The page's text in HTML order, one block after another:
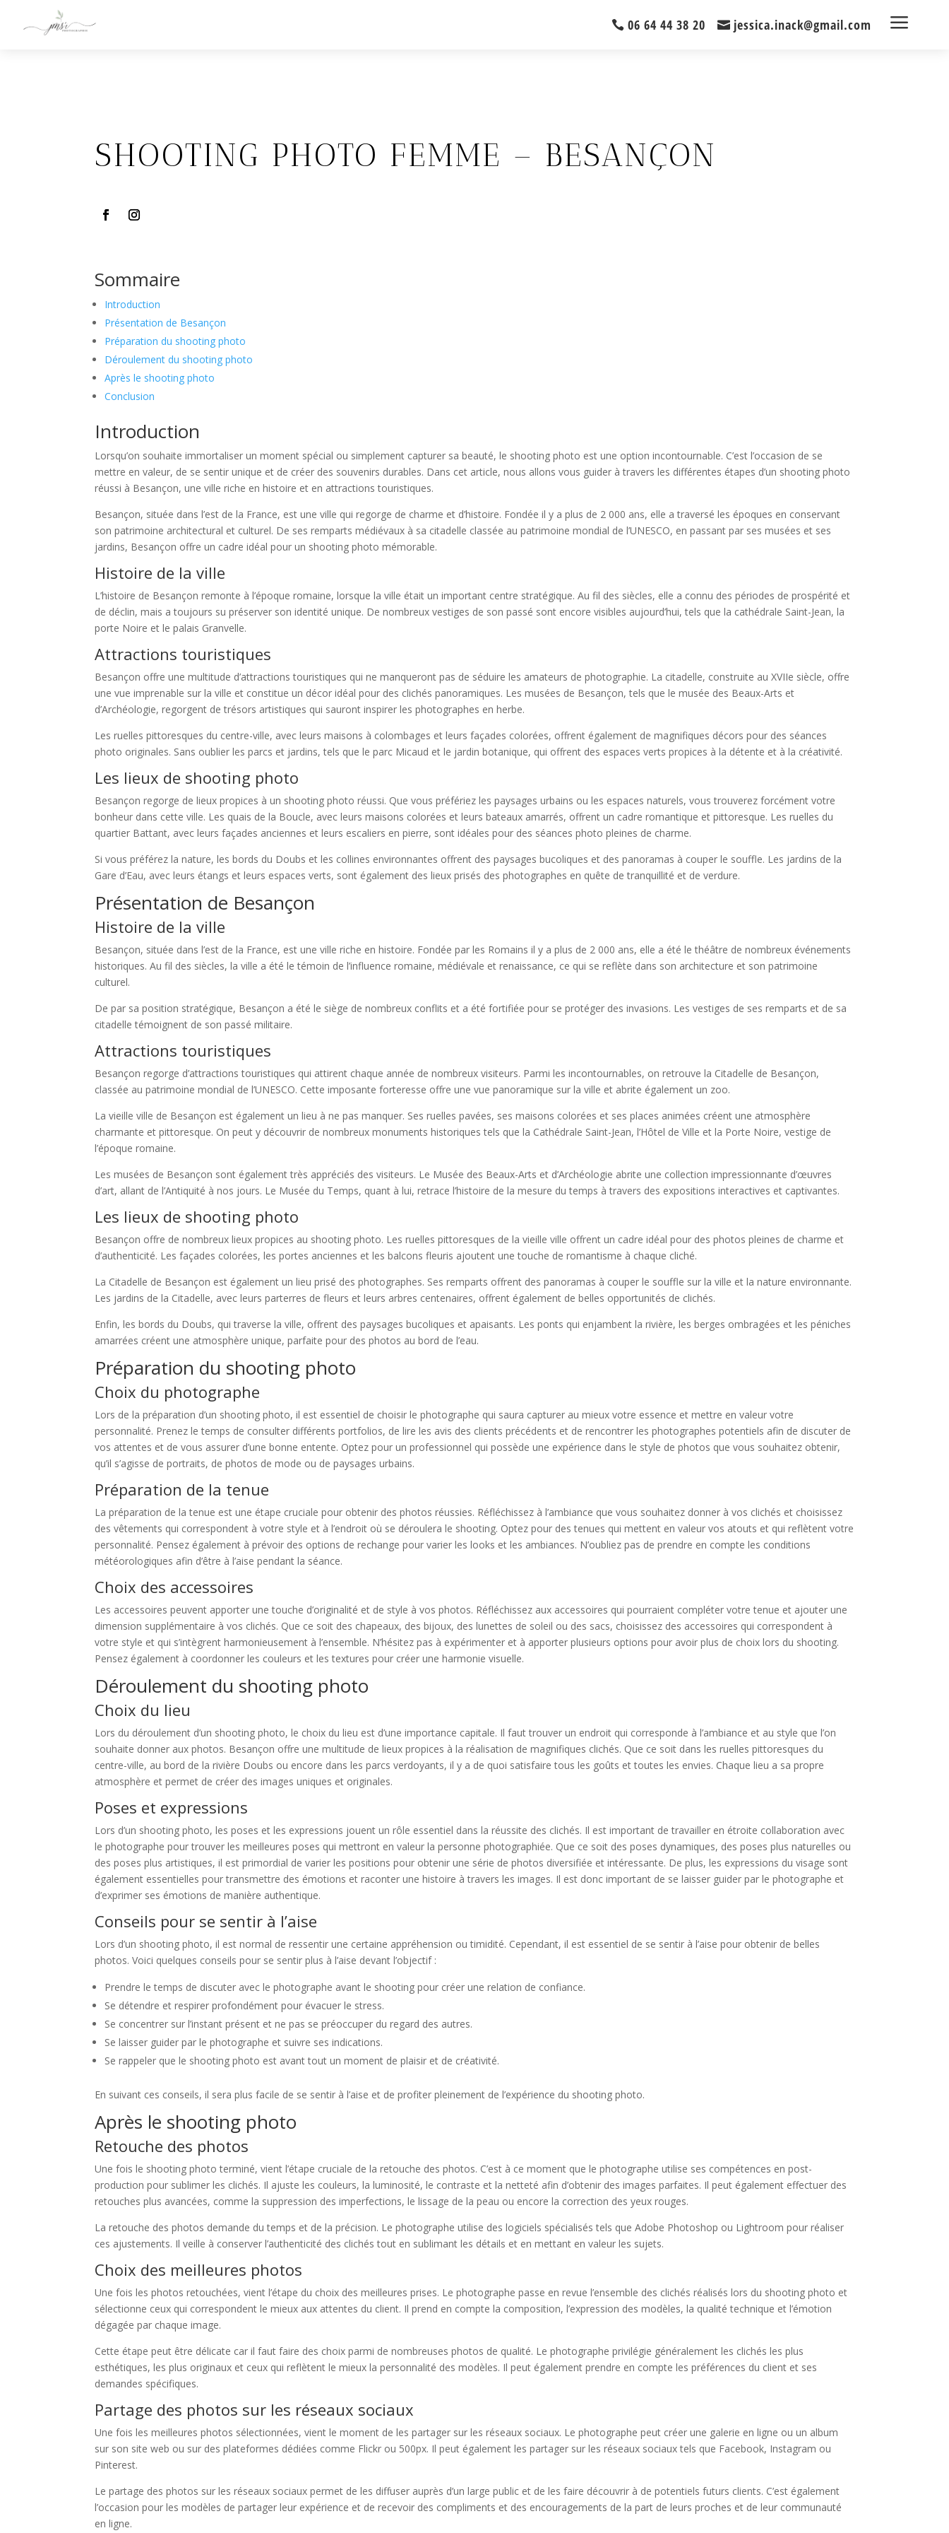
06 64 44 38 20 jessica.inack@gmail.com a
SHOOTING PHOTO FEMME – BESANÇON
Sommaire
Introduction
Présentation de Besançon
Préparation du shooting photo
Déroulement du shooting photo
Après le shooting photo
Conclusion
Introduction
Lorsqu’on souhaite immortaliser un moment spécial ou simplement capturer sa beauté, le shooting photo est une option incontournable. C’est l’occasion de se
mettre en valeur, de se sentir unique et de créer des souvenirs durables. Dans cet article, nous allons vous guider à travers les différentes étapes d’un shooting photo
réussi à Besançon, une ville riche en histoire et en attractions touristiques.
Besançon, située dans l’est de la France, est une ville qui regorge de charme et d’histoire. Fondée il y a plus de 2 000 ans, elle a traversé les époques en conservant
son patrimoine architectural et culturel. De ses remparts médiévaux à sa citadelle classée au patrimoine mondial de l’UNESCO, en passant par ses musées et ses
jardins, Besançon offre un cadre idéal pour un shooting photo mémorable.
Histoire de la ville
L’histoire de Besançon remonte à l’époque romaine, lorsque la ville était un important centre stratégique. Au fil des siècles, elle a connu des périodes de prospérité et
de déclin, mais a toujours su préserver son identité unique. De nombreux vestiges de son passé sont encore visibles aujourd’hui, tels que la cathédrale Saint-Jean, la
porte Noire et le palais Granvelle.
Attractions touristiques
Besançon offre une multitude d’attractions touristiques qui ne manqueront pas de séduire les amateurs de photographie. La citadelle, construite au XVIIe siècle, offre
une vue imprenable sur la ville et constitue un décor idéal pour des clichés panoramiques. Les musées de Besançon, tels que le musée des Beaux-Arts et
d’Archéologie, regorgent de trésors artistiques qui sauront inspirer les photographes en herbe.
Les ruelles pittoresques du centre-ville, avec leurs maisons à colombages et leurs façades colorées, offrent également de magnifiques décors pour des séances
photo originales. Sans oublier les parcs et jardins, tels que le parc Micaud et le jardin botanique, qui offrent des espaces verts propices à la détente et à la créativité.
Les lieux de shooting photo
Besançon regorge de lieux propices à un shooting photo réussi. Que vous préfériez les paysages urbains ou les espaces naturels, vous trouverez forcément votre
bonheur dans cette ville. Les quais de la Boucle, avec leurs maisons colorées et leurs bateaux amarrés, offrent un cadre romantique et pittoresque. Les ruelles du
quartier Battant, avec leurs façades anciennes et leurs escaliers en pierre, sont idéales pour des séances photo pleines de charme.
Si vous préférez la nature, les bords du Doubs et les collines environnantes offrent des paysages bucoliques et des panoramas à couper le souffle. Les jardins de la
Gare d’Eau, avec leurs étangs et leurs espaces verts, sont également des lieux prisés des photographes en quête de tranquillité et de verdure.
Présentation de Besançon
Histoire de la ville
Besançon, située dans l’est de la France, est une ville riche en histoire. Fondée par les Romains il y a plus de 2 000 ans, elle a été le théâtre de nombreux événements
historiques. Au fil des siècles, la ville a été le témoin de l’influence romaine, médiévale et renaissance, ce qui se reflète dans son architecture et son patrimoine
culturel.
De par sa position stratégique, Besançon a été le siège de nombreux conflits et a été fortifiée pour se protéger des invasions. Les vestiges de ses remparts et de sa
citadelle témoignent de son passé militaire.
Attractions touristiques
Besançon regorge d’attractions touristiques qui attirent chaque année de nombreux visiteurs. Parmi les incontournables, on retrouve la Citadelle de Besançon,
classée au patrimoine mondial de l’UNESCO. Cette imposante forteresse offre une vue panoramique sur la ville et abrite également un zoo.
La vieille ville de Besançon est également un lieu à ne pas manquer. Ses ruelles pavées, ses maisons colorées et ses places animées créent une atmosphère
charmante et pittoresque. On peut y découvrir de nombreux monuments historiques tels que la Cathédrale Saint-Jean, l’Hôtel de Ville et la Porte Noire, vestige de
l’époque romaine.
Les musées de Besançon sont également très appréciés des visiteurs. Le Musée des Beaux-Arts et d’Archéologie abrite une collection impressionnante d’œuvres
d’art, allant de l’Antiquité à nos jours. Le Musée du Temps, quant à lui, retrace l’histoire de la mesure du temps à travers des expositions interactives et captivantes.
Les lieux de shooting photo
Besançon offre de nombreux lieux propices au shooting photo. Les ruelles pittoresques de la vieille ville offrent un cadre idéal pour des photos pleines de charme et
d’authenticité. Les façades colorées, les portes anciennes et les balcons fleuris ajoutent une touche de romantisme à chaque cliché.
La Citadelle de Besançon est également un lieu prisé des photographes. Ses remparts offrent des panoramas à couper le souffle sur la ville et la nature environnante.
Les jardins de la Citadelle, avec leurs parterres de fleurs et leurs arbres centenaires, offrent également de belles opportunités de clichés.
Enfin, les bords du Doubs, qui traverse la ville, offrent des paysages bucoliques et apaisants. Les ponts qui enjambent la rivière, les berges ombragées et les péniches
amarrées créent une atmosphère unique, parfaite pour des photos au bord de l’eau.
Préparation du shooting photo
Choix du photographe
Lors de la préparation d’un shooting photo, il est essentiel de choisir le photographe qui saura capturer au mieux votre essence et mettre en valeur votre
personnalité. Prenez le temps de consulter différents portfolios, de lire les avis des clients précédents et de rencontrer les photographes potentiels afin de discuter de
vos attentes et de vous assurer d’une bonne entente. Optez pour un professionnel qui possède une expérience dans le style de photos que vous souhaitez obtenir,
qu’il s’agisse de portraits, de photos de mode ou de paysages urbains.
Préparation de la tenue
La préparation de la tenue est une étape cruciale pour obtenir des photos réussies. Réfléchissez à l’ambiance que vous souhaitez donner à vos clichés et choisissez
des vêtements qui correspondent à votre style et à l’endroit où se déroulera le shooting. Optez pour des tenues qui mettent en valeur vos atouts et qui reflètent votre
personnalité. Pensez également à prévoir des options de rechange pour varier les looks et les ambiances. N’oubliez pas de prendre en compte les conditions
météorologiques afin d’être à l’aise pendant la séance.
Choix des accessoires
Les accessoires peuvent apporter une touche d’originalité et de style à vos photos. Réfléchissez aux accessoires qui pourraient compléter votre tenue et ajouter une
dimension supplémentaire à vos clichés. Que ce soit des chapeaux, des bijoux, des lunettes de soleil ou des sacs, choisissez des accessoires qui correspondent à
votre style et qui s’intègrent harmonieusement à l’ensemble. N’hésitez pas à expérimenter et à apporter plusieurs options pour avoir plus de choix lors du shooting.
Pensez également à coordonner les couleurs et les textures pour créer une harmonie visuelle.
Déroulement du shooting photo
Choix du lieu
Lors du déroulement d’un shooting photo, le choix du lieu est d’une importance capitale. Il faut trouver un endroit qui corresponde à l’ambiance et au style que l’on
souhaite donner aux photos. Besançon offre une multitude de lieux propices à la réalisation de magnifiques clichés. Que ce soit dans les ruelles pittoresques du
centre-ville, au bord de la rivière Doubs ou encore dans les parcs verdoyants, il y a de quoi satisfaire tous les goûts et toutes les envies. Chaque lieu a sa propre
atmosphère et permet de créer des images uniques et originales.
Poses et expressions
Lors d’un shooting photo, les poses et les expressions jouent un rôle essentiel dans la réussite des clichés. Il est important de travailler en étroite collaboration avec
le photographe pour trouver les meilleures poses qui mettront en valeur la personne photographiée. Que ce soit des poses dynamiques, des poses plus naturelles ou
des poses plus artistiques, il est primordial de varier les positions pour obtenir une série de photos diversifiée et intéressante. De plus, les expressions du visage sont
également essentielles pour transmettre des émotions et raconter une histoire à travers les images. Il est donc important de se laisser guider par le photographe et
d’exprimer ses émotions de manière authentique.
Conseils pour se sentir à l’aise
Lors d’un shooting photo, il est normal de ressentir une certaine appréhension ou timidité. Cependant, il est essentiel de se sentir à l’aise pour obtenir de belles
photos. Voici quelques conseils pour se sentir plus à l’aise devant l’objectif :
Prendre le temps de discuter avec le photographe avant le shooting pour créer une relation de confiance.
Se détendre et respirer profondément pour évacuer le stress.
Se concentrer sur l’instant présent et ne pas se préoccuper du regard des autres.
Se laisser guider par le photographe et suivre ses indications.
Se rappeler que le shooting photo est avant tout un moment de plaisir et de créativité.
En suivant ces conseils, il sera plus facile de se sentir à l’aise et de profiter pleinement de l’expérience du shooting photo.
Après le shooting photo
Retouche des photos
Une fois le shooting photo terminé, vient l’étape cruciale de la retouche des photos. C’est à ce moment que le photographe utilise ses compétences en post-
production pour sublimer les clichés. Il ajuste les couleurs, la luminosité, le contraste et la netteté afin d’obtenir des images parfaites. Il peut également effectuer des
retouches plus avancées, comme la suppression des imperfections, le lissage de la peau ou encore la correction des yeux rouges.
La retouche des photos demande du temps et de la précision. Le photographe utilise des logiciels spécialisés tels que Adobe Photoshop ou Lightroom pour réaliser
ces ajustements. Il veille à conserver l’authenticité des clichés tout en sublimant les détails et en mettant en valeur les sujets.
Choix des meilleures photos
Une fois les photos retouchées, vient l’étape du choix des meilleures prises. Le photographe passe en revue l’ensemble des clichés réalisés lors du shooting photo et
sélectionne ceux qui correspondent le mieux aux attentes du client. Il prend en compte la composition, l’expression des modèles, la qualité technique et l’émotion
dégagée par chaque image.
Cette étape peut être délicate car il faut faire des choix parmi de nombreuses photos de qualité. Le photographe privilégie généralement les clichés les plus
esthétiques, les plus originaux et ceux qui reflètent le mieux la personnalité des modèles. Il peut également prendre en compte les préférences du client et ses
demandes spécifiques.
Partage des photos sur les réseaux sociaux
Une fois les meilleures photos sélectionnées, vient le moment de les partager sur les réseaux sociaux. Le photographe peut créer une galerie en ligne ou un album
sur son site web ou sur des plateformes dédiées comme Flickr ou 500px. Il peut également les partager sur les réseaux sociaux tels que Facebook, Instagram ou
Pinterest.
Le partage des photos sur les réseaux sociaux permet de les diffuser auprès d’un large public et de les faire découvrir à de potentiels futurs clients. C’est également
l’occasion pour les modèles de partager leur expérience et de recevoir des compliments et des encouragements de la part de leurs proches et de leur communauté
en ligne.